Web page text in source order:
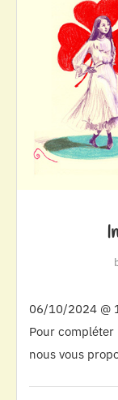
06/10/2024 @
Pour compléter
nous vous